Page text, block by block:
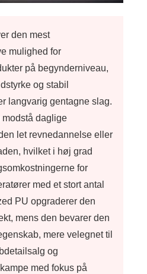
den mest
mulighed for
på begynderniveau,
og stabil
langvarig gentagne slag.
modstå daglige
let revnedannelse eller
hvilket i høj grad
for
med et stort antal
PU opgraderer den
mens den bevarer den
mere velegnet til
og
med fokus på